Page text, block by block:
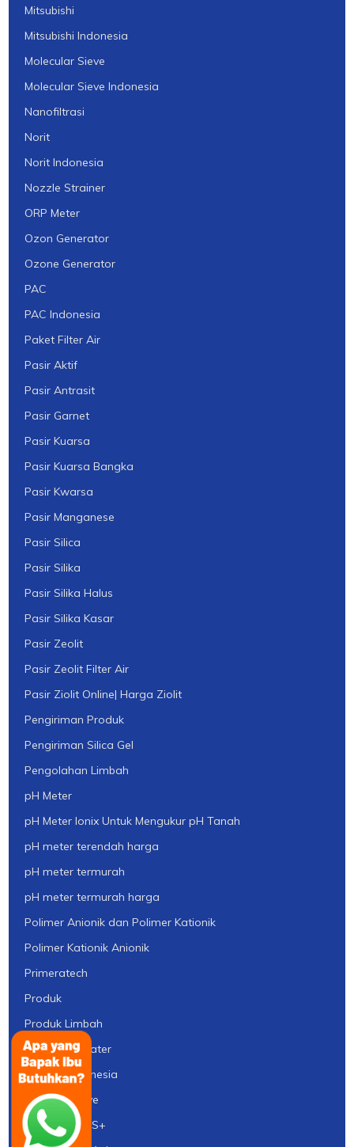
Mitsubishi
Mitsubishi Indonesia
Molecular Sieve
Molecular Sieve Indonesia
Nanofiltrasi
Norit
Norit Indonesia
Nozzle Strainer
ORP Meter
Ozon Generator
Ozone Generator
PAC
PAC Indonesia
Paket Filter Air
Pasir Aktif
Pasir Antrasit
Pasir Garnet
Pasir Kuarsa
Pasir Kuarsa Bangka
Pasir Kwarsa
Pasir Manganese
Pasir Silica
Pasir Silika
Pasir Silika Halus
Pasir Silika Kasar
Pasir Zeolit
Pasir Zeolit Filter Air
Pasir Ziolit Online| Harga Ziolit
Pengiriman Produk
Pengiriman Silica Gel
Pengolahan Limbah
pH Meter
pH Meter Ionix Untuk Mengukur pH Tanah
pH meter terendah harga
pH meter termurah
pH meter termurah harga
Polimer Anionik dan Polimer Kationik
Polimer Kationik Anionik
Primeratech
Produk
Produk Limbah
Profil Ady Water
Purolite Indonesia
Quartz Sleeve
Resin Flotrol S+